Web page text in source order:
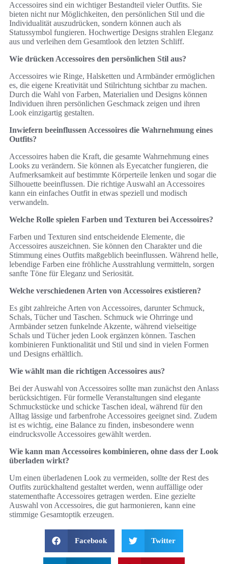
Accessoires sind ein wichtiger Bestandteil vieler Outfits. Sie
bieten nicht nur Möglichkeiten, den persönlichen Stil und die
Individualität auszudrücken, sondern können auch als
Statussymbol fungieren. Hochwertige Designs strahlen Eleganz
aus und verleihen dem Gesamtlook den letzten Schliff.
Wie drücken Accessoires den persönlichen Stil aus?
Accessoires wie Ringe, Halsketten und Armbänder ermöglichen
es, die eigene Kreativität und Stilrichtung sichtbar zu machen.
Durch die Wahl von Farben, Materialien und Designs können
Individuen ihren persönlichen Geschmack zeigen und ihren
Look einzigartig gestalten.
Inwiefern beeinflussen Accessoires die Wahrnehmung eines
Outfits?
Accessoires haben die Kraft, die gesamte Wahrnehmung eines
Looks zu verändern. Sie können als Eyecatcher fungieren, die
Aufmerksamkeit auf bestimmte Körperteile lenken und sogar die
Silhouette beeinflussen. Die richtige Auswahl an Accessoires
kann ein einfaches Outfit in etwas speziell und modisch
verwandeln.
Welche Rolle spielen Farben und Texturen bei Accessoires?
Farben und Texturen sind entscheidende Elemente, die
Accessoires auszeichnen. Sie können den Charakter und die
Stimmung eines Outfits maßgeblich beeinflussen. Während helle,
lebendige Farben eine fröhliche Ausstrahlung vermitteln, sorgen
sanfte Töne für Eleganz und Seriosität.
Welche verschiedenen Arten von Accessoires existieren?
Es gibt zahlreiche Arten von Accessoires, darunter Schmuck,
Schals, Tücher und Taschen. Schmuck wie Ohrringe und
Armbänder setzen funkelnde Akzente, während vielseitige
Schals und Tücher jeden Look ergänzen können. Taschen
kombinieren Funktionalität und Stil und sind in vielen Formen
und Designs erhältlich.
Wie wählt man die richtigen Accessoires aus?
Bei der Auswahl von Accessoires sollte man zunächst den Anlass
berücksichtigen. Für formelle Veranstaltungen sind elegante
Schmuckstücke und schicke Taschen ideal, während für den
Alltag lässige und farbenfrohe Accessoires geeignet sind. Zudem
ist es wichtig, eine Balance zu finden, insbesondere wenn
eindrucksvolle Accessoires gewählt werden.
Wie kann man Accessoires kombinieren, ohne dass der Look
überladen wirkt?
Um einen überladenen Look zu vermeiden, sollte der Rest des
Outfits zurückhaltend gestaltet werden, wenn auffällige oder
statementhafte Accessoires getragen werden. Eine gezielte
Auswahl von Accessoires, die gut harmonieren, kann eine
stimmige Gesamtoptik erzeugen.
Facebook Twitter